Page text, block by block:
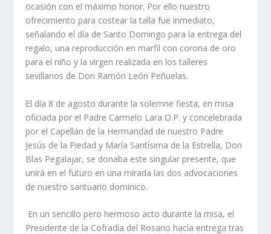
ocasión con el máximo honor. Por ello nuestro
ofrecimiento para costear la talla fue inmediato,
señalando el día de Santo Domingo para la entrega del
regalo, una reproducción en marfil con corona de oro
para el niño y la virgen realizada en los talleres
sevillanos de Don Ramón León Peñuelas.
El día 8 de agosto durante la solemne fiesta, en misa
oficiada por el Padre Carmelo Lara O.P. y concelebrada
por el Capellán de la Hermandad de nuestro Padre
Jesús de la Piedad y María Santísima de la Estrella, Don
Blas Pegalajar, se donaba este singular presente, que
unirá en el futuro en una mirada las dos advocaciones
de nuestro santuario dominico.
En un sencillo pero hermoso acto durante la misa, el
Presidente de la Cofradía del Rosario hacía entrega tras